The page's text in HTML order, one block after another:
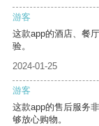
游客
这款app的酒店、餐
验。
2024-01-25
游客
这款app的售后服务
够放心购物。